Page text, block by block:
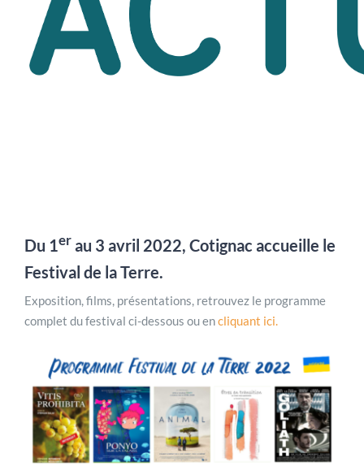
Du 1 erau 3 avril 2022, Cotignac accueille le
Festival de la Terre.
Exposition, films, présentations, retrouvez le programme
complet du festival ci-dessous ou encliquant ici.